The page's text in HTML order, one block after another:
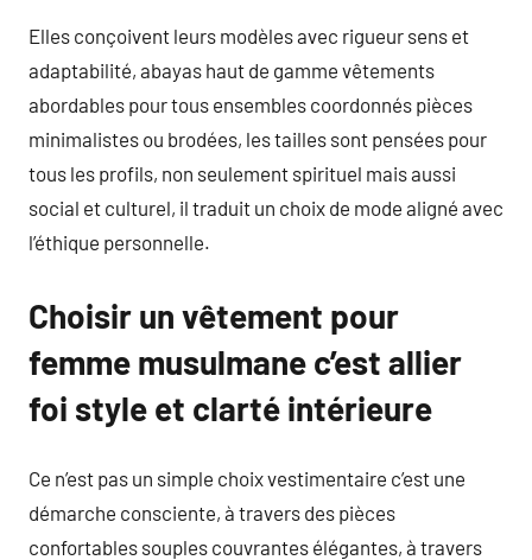
Elles conçoivent leurs modèles avec rigueur sens et
adaptabilité, abayas haut de gamme vêtements
abordables pour tous ensembles coordonnés pièces
minimalistes ou brodées, les tailles sont pensées pour
tous les profils, non seulement spirituel mais aussi
social et culturel, il traduit un choix de mode aligné avec
l’éthique personnelle.
Choisir un vêtement pour
femme musulmane c’est allier
foi style et clarté intérieure
Ce n’est pas un simple choix vestimentaire c’est une
démarche consciente, à travers des pièces
confortables souples couvrantes élégantes, à travers